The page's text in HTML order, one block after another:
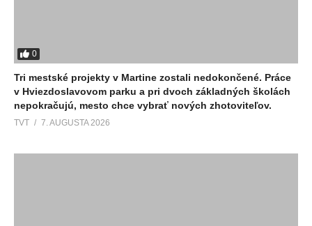
0
Tri mestské projekty v Martine zostali nedokončené. Práce
v Hviezdoslavovom parku a pri dvoch základných školách
nepokračujú, mesto chce vybrať nových zhotoviteľov.
TVT 7. AUGUSTA 2026